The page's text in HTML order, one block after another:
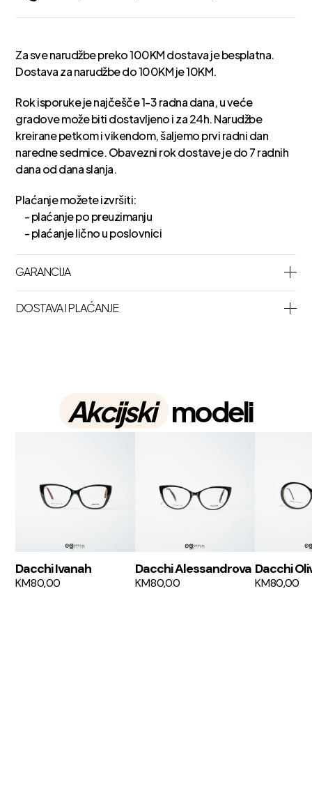
Za sve narudžbe preko 100KM dostava je besplatna.
Dostava za narudžbe do 100KM je 10KM.
Rok isporuke je najčešče 1-3 radna dana, u veće
gradove može biti dostavljeno i za 24h. Narudžbe
kreirane petkom i vikendom, šaljemo prvi radni dan
naredne sedmice. Obavezni rok dostave je do 7 radnih
dana od dana slanja.
Plaćanje možete izvršiti:
- plaćanje po preuzimanju
- plaćanje lično u poslovnici
GARANCIJA
DOSTAVA I PLAĆANJE
Akcijski modeli
Dacchi Ivanah
KM80,00
Dacchi Alessandrova
KM80,00
Dacchi
KM80,00